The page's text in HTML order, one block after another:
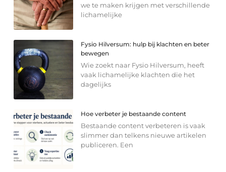
we te maken krijgen met verschillende
lichamelijke
Fysio Hilversum: hulp bij klachten en beter
bewegen
Wie zoekt naar Fysio Hilversum, heeft
vaak lichamelijke klachten die het
dagelijks
Hoe verbeter je bestaande content
Bestaande content verbeteren is vaak
slimmer dan telkens nieuwe artikelen
publiceren. Een